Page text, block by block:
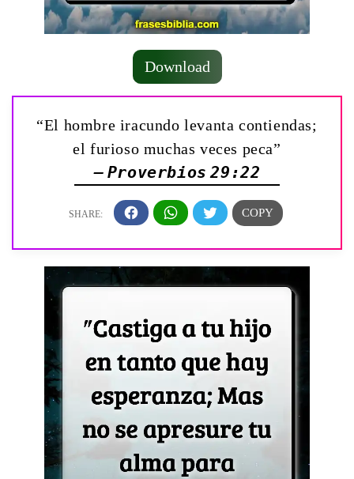
Download
“El hombre iracundo levanta contiendas;
el furioso muchas veces peca”
— Proverbios 29:22